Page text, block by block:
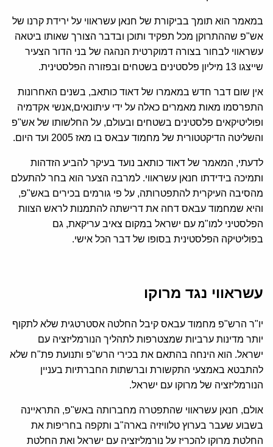
במאמר הוא תומך בביקורת של חנאן עשראווי על ירידת קרנו של
אש"פ שההתרוקן מכל תפקיד ותוכן ובדבר הצורך שאותו ביטאה
עשראווי לבחור בצורה דמוקרטית הנהגה של בני הדור הצעיר
שייצגו 13 מיליון פלסטינים בשטחים ובפזורה הפלסטינית.
אין שום דבר חדש במאמרו של דאוד כותאב, בשנים האחרונות
התפרסמו מאות מאמרים כאלה על ידי עיתונאים,אנשי אקדמיה
ופוליטיקאים פלסטינים בשטחים ובעולם, על החלשותו של אש"פ
והשליטה הדיקטטורית של מחמוד עבאס בו מאז 2005 ועד היום.
לדעתי, המאמר של דאוד כותאב נועד בעיקר להביע הזדהות
ותמיכה בידידתו חנאן עשראווי. למרבה הצער הוא בחר להתעלם
מהסיבה העיקרית להתפטרותה, על פי גורמים בכירים באש"פ,
והיא שמחמוד עבאס דחה את דרישתה להתמנות לראש הצוות
הפלסטיני למו"מ עם ישראל במקום צאיב עריקאת, גם
בפוליטיקה הפלסטינית בסופו של דבר הכל אישי.
עשראווי נגד מרוקו
יו"ר הרש"פ מחמוד עבאס קיבל החלטה אסטרטגית שלא לתקוף
יותר מדינות ערביות שמצטרפות לתהליך הנורמליזציה עם
ישראל. הוא הינחה בהתאם את בכירי הרש"פ ותנועת פת"ח שלא
להתבטא באמצעי התקשורת וברשתות החברתיות בעניין
הנורמליזציה של מרוקו עם ישראל.
אולם, חנאן עשראווי שהתפטרה מחברותה באש"פ, התראיינה
בשבוע שעבר בערוץ טלוויזיה בארה"ב ותקפה בחריפות את
החלטת מרוקו להכריז על נורמליזציה עם ישראל ואת החלטת